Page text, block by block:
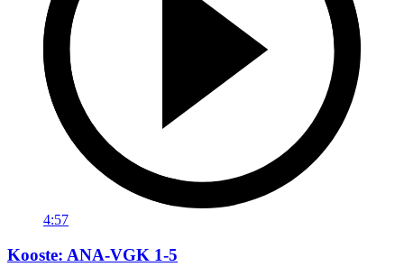
4:57
Kooste: ANA-VGK 1-5